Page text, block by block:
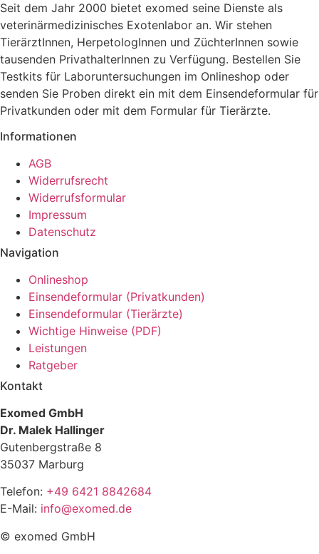
Seit dem Jahr 2000 bietet exomed seine Dienste als
veterinärmedizinisches Exotenlabor an. Wir stehen
TierärztInnen, HerpetologInnen und ZüchterInnen sowie
tausenden PrivathalterInnen zu Verfügung. Bestellen Sie
Testkits für Laboruntersuchungen im Onlineshop oder
senden Sie Proben direkt ein mit dem Einsendeformular für
Privatkunden oder mit dem Formular für Tierärzte.
Informationen
AGB
Widerrufsrecht
Widerrufsformular
Impressum
Datenschutz
Navigation
Onlineshop
Einsendeformular (Privatkunden)
Einsendeformular (Tierärzte)
Wichtige Hinweise (PDF)
Leistungen
Ratgeber
Kontakt
Exomed GmbH
Dr. Malek Hallinger
Gutenbergstraße 8
35037 Marburg
Telefon: +49 6421 8842684
E-Mail: info@exomed.de
© exomed GmbH